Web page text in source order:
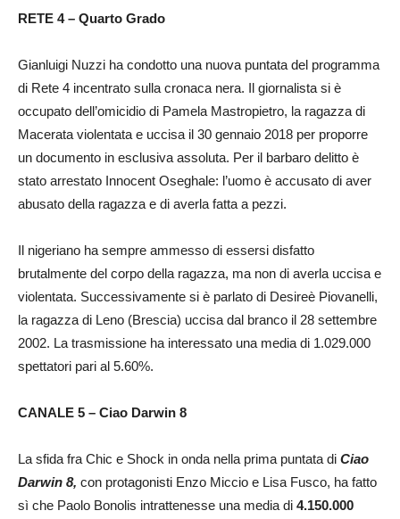
RETE 4 – Quarto Grado
Gianluigi Nuzzi ha condotto una nuova puntata del programma
di Rete 4 incentrato sulla cronaca nera. Il giornalista si è
occupato dell’omicidio di Pamela Mastropietro, la ragazza di
Macerata violentata e uccisa il 30 gennaio 2018 per proporre
un documento in esclusiva assoluta. Per il barbaro delitto è
stato arrestato Innocent Oseghale: l’uomo è accusato di aver
abusato della ragazza e di averla fatta a pezzi.
Il nigeriano ha sempre ammesso di essersi disfatto
brutalmente del corpo della ragazza, ma non di averla uccisa e
violentata. Successivamente si è parlato di Desireè Piovanelli,
la ragazza di Leno (Brescia) uccisa dal branco il 28 settembre
2002. La trasmissione ha interessato una media di 1.029.000
spettatori pari al 5.60%.
CANALE 5 – Ciao Darwin 8
La sfida fra Chic e Shock in onda nella prima puntata di Ciao
Darwin 8, con protagonisti Enzo Miccio e Lisa Fusco, ha fatto
sì che Paolo Bonolis intrattenesse una media di 4.150.000